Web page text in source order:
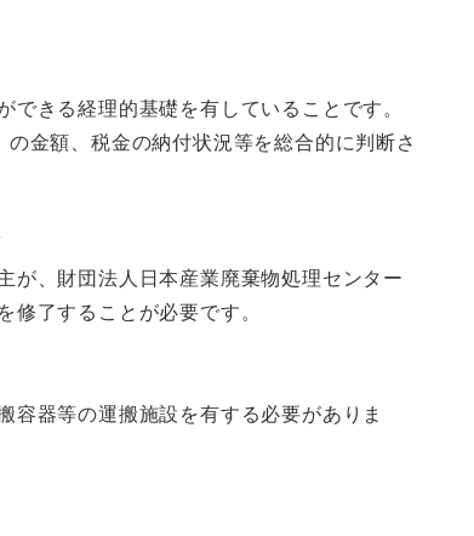
きる経理的基礎を有していることです。
金額、税金の納付状況等を総合的に判断さ
、財団法人日本産業廃棄物処理センター
了することが必要です。
器等の運搬施設を有する必要がありま